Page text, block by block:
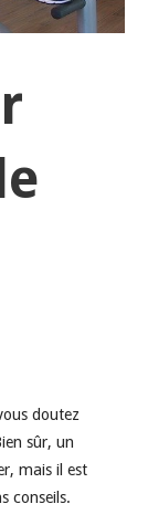
doutez
sûr, un
mais il est
conseils.